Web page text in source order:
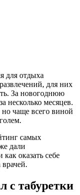
для отдыха
для них
За новогоднюю
несколько месяцев.
чаще всего виной
самых
дали
оказать себе
с табуретки